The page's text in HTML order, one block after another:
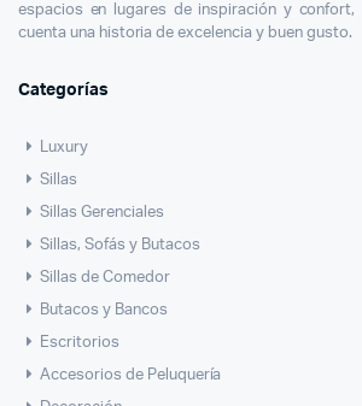
espacios en lugares de inspiración y confort,
cuenta una historia de excelencia y buen gusto.
Categorías
Luxury
Sillas
Sillas Gerenciales
Sillas, Sofás y Butacos
Sillas de Comedor
Butacos y Bancos
Escritorios
Accesorios de Peluquería